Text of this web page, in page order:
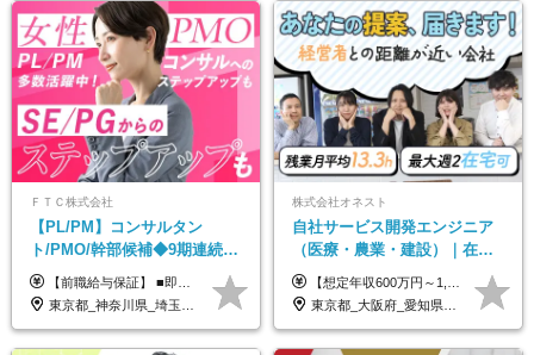
ＦＴＣ株式会社
【PL/PM】コンサルタン
ト/PMO/幹部候補◆9期連続大
幅増益！10期目の成長＋安定
性【前給保証】
【前職給与保証】 ■即戦力（経験目安5年以上）： 月給45万円～80万円 ■経験者（経験目安3年以上）： 月給40万円～60万円 ■ローキャリア（経験目安1年程度）： 月給35万円～40万円 ■未経験者： 月給30万円～35万円 ※上記金額には固定残業代30時間分 【未経験者5万5000円～7万3000円、 ローキャリア6万4000円～7万3000円、 経験者5万8000円～10万9000円、 即戦力8万2000円～14万5000円】を含みます。 ※30時間を超える場合は追加で全額支給します。 ※経験・能力・前職給与などを総合的に評価したうえでご納得いただけるよう個別決定。 未経験者の場合、前職給与とポテンシャルを査定のうえ決定いたします。 ※日本国内でのIT業界経験、または同等の実務経験と能力に応じて決定します。 ※前職給与は日本円かつ、日本国内での実績に基づき評価します。 【納得の評価システム】 ★クォーター毎に査定する評価制度導入！ 明確な評価基準で翌年度年収を上げましょう！ ★評価対象期間に在籍中のほとんどの社員が昇給し 年収アップを実現しています！ ★様々なインセンティブ制度を用意し多角的に正当評価しています！ ※試用期間6カ月（期間中の待遇等に差異なし）
東京都_神奈川県_埼玉県_千葉県
株式会社オネスト
自社サービス開発エンジニア
（医療・農業・建設）｜在宅
あり｜残業月平均13.3h｜年収
1000万可｜賞与年2回
【想定年収600万円～1,300万円】 ★賞与年2回＋勤務地手当＋残業手当（年平均残業時間にて算出）を含む ※基本給＋勤務地手当＋役職手当 ※勤務地手当：結婚の有無に関係なく、物価などの違いを考慮して全社員に支給されます 月給40万円～89万円 ＜各種手当＞ ■勤務地手当（東京2万円／月、大阪1万円／月、名古屋5000円／月） ■通勤手当（月額5万円まで） ■扶養手当（6,000円／扶養親族一人） ■役職手当（8,000円～15万円） ※残業代は1分単位で全額支給します ※経験やスキルを考慮し、当社規定により給与を決定します ※執行役員は年俸制となる場合があります
東京都_大阪府_愛知県_福岡県